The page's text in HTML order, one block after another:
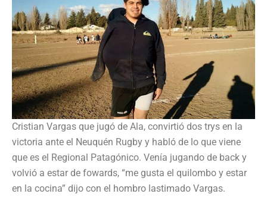
Cristian Vargas que jugó de Ala, convirtió dos trys en la
victoria ante el Neuquén Rugby y habló de lo que viene
que es el Regional Patagónico. Venía jugando de back y
volvió a estar de fowards, “me gusta el quilombo y estar
en la cocina” dijo con el hombro lastimado Vargas.